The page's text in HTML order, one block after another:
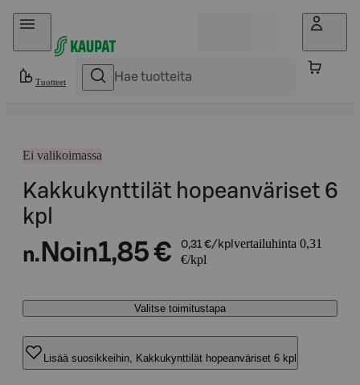
Hyppää sisältöön
Tuotteet
Ei valikoimassa
Kakkukynttilät hopeanväriset 6
kpl
n. Noin1,85 € 0,31 €/kpl vertailuhinta 0,31
€/kpl
Valitse toimitustapa
Lisää suosikkeihin, Kakkukynttilät hopeanväriset 6 kpl